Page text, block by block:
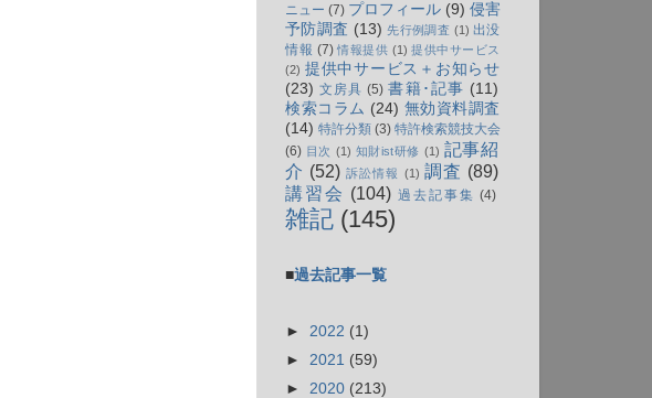
ニュー (7) プロフィール (9) 侵害
予防調査 (13) 先行例調査 (1) 出没
情報 (7) 情報提供 (1) 提供中サービス
(2) 提供中サービス＋お知らせ
(23) 文房具 (5) 書籍･記事 (11)
検索コラム (24) 無効資料調査
(14) 特許分類 (3) 特許検索競技大会
(6) 目次 (1) 知財ist研修 (1) 記事紹
介 (52) 訴訟情報 (1) 調査 (89)
講習会 (104) 過去記事集 (4)
雑記 (145)
■過去記事一覧
► 2022 (1)
► 2021 (59)
► 2020 (213)